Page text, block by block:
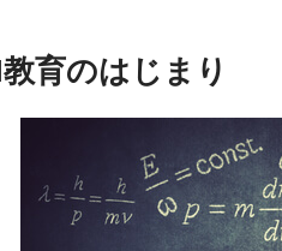
育のはじまり